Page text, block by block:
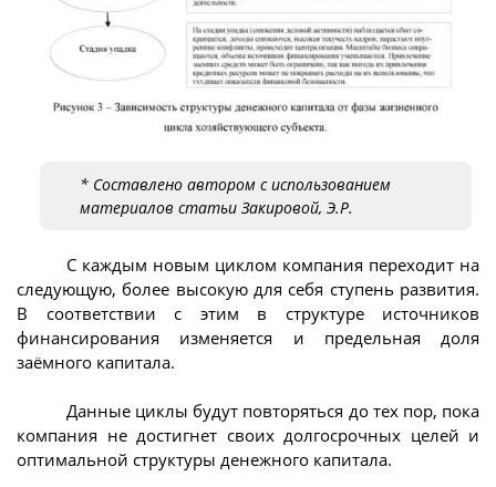
* Составлено автором с использованием
материалов статьи Закировой, Э.Р.
С каждым новым циклом компания переходит на
следующую, более высокую для себя ступень развития.
В соответствии с этим в структуре источников
финансирования изменяется и предельная доля
заёмного капитала.
Данные циклы будут повторяться до тех пор, пока
компания не достигнет своих долгосрочных целей и
оптимальной структуры денежного капитала.